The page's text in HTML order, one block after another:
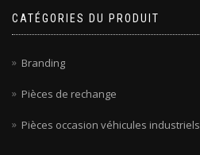
CATÉGORIES DU PRODUIT
Branding
Pièces de rechange
Pièces occasion véhicules industriels